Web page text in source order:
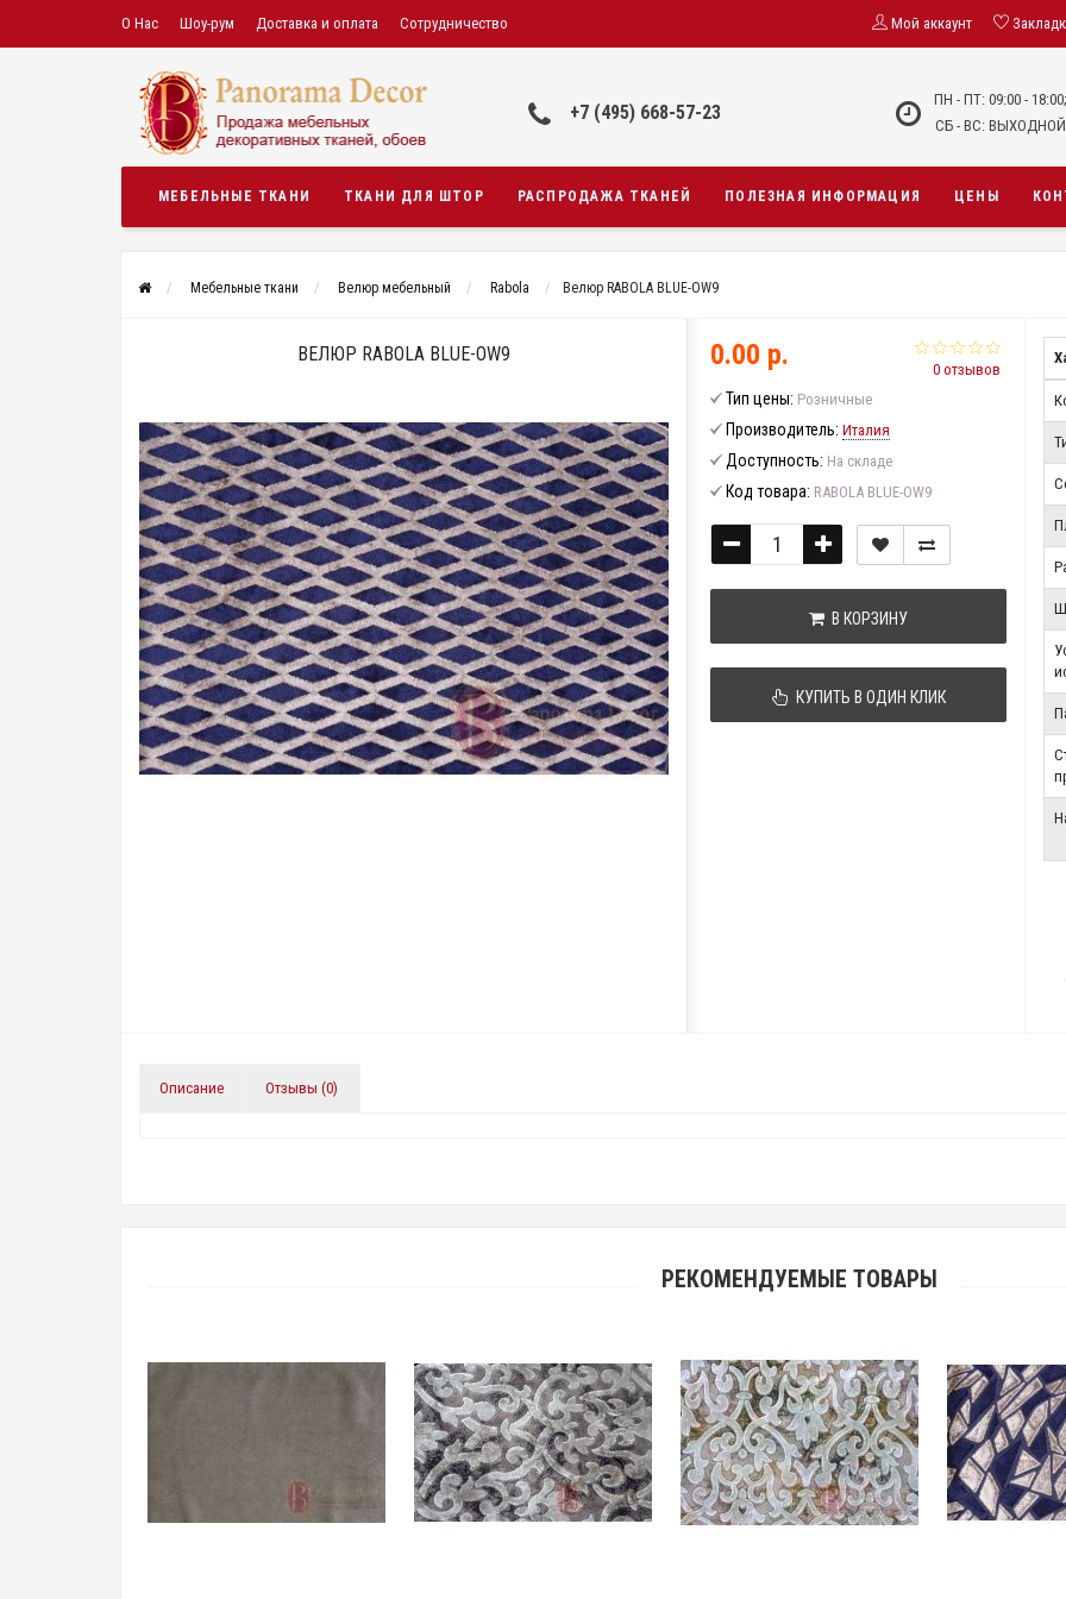
О Нас Шоу-рум Доставка и оплата Сотрудничество Мой аккаунт
+7 (495) 668-57-23
ПН - ПТ: 09:00 - 18:00;
СБ - ВС: ВЫХОДНОЙ
МЕБЕЛЬНЫЕ ТКАНИ ТКАНИ ДЛЯ ШТОР РАСПРОДАЖА ТКАНЕЙ ПОЛЕЗНАЯ ИНФОРМАЦИЯ ЦЕНЫ
Мебельные ткани Велюр мебельный Rabola Велюр RABOLA BLUE-OW9
ВЕЛЮР RABOLA BLUE-OW9
0 отзывов
0.00 р.
Тип цены: Розничные
Производитель: Италия
Доступность: На складе
Код товара: RABOLA BLUE-OW9
В КОРЗИНУ
КУПИТЬ В ОДИН КЛИК
Описание Отзывы (0)
РЕКОМЕНДУЕМЫЕ ТОВАРЫ